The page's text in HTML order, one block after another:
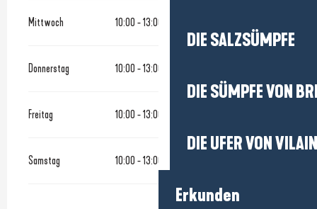
DIE SALZSÜMPFE
DIE SÜMPFE VON
DIE UFER VON
Erkunden
Mittwoch 10:00 - 13:00
Donnerstag 10:00 - 13:00
Freitag 10:00 - 13:00
Samstag 10:00 - 13:00